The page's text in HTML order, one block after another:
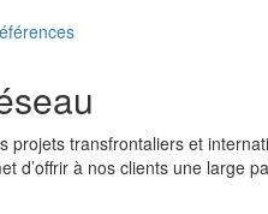
transfrontaliers et
d’offrir à nos clients une large